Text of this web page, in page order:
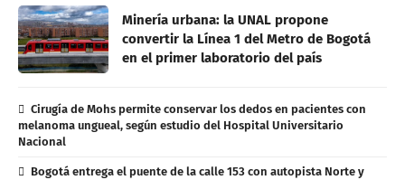
Minería urbana: la UNAL propone
convertir la Línea 1 del Metro de Bogotá
en el primer laboratorio del país
Cirugía de Mohs permite conservar los dedos en pacientes con
melanoma ungueal, según estudio del Hospital Universitario
Nacional
Bogotá entrega el puente de la calle 153 con autopista Norte y